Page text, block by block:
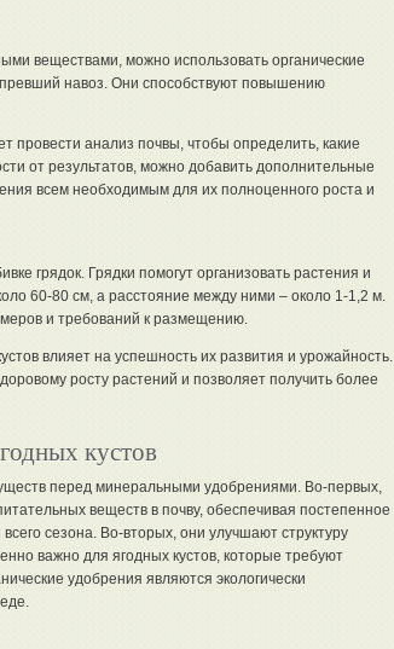
веществами, можно использовать органические
навоз. Они способствуют повышению
провести анализ почвы, чтобы определить, какие
от результатов, можно добавить дополнительные
всем необходимым для их полноценного роста и
грядок. Грядки помогут организовать растения и
60-80 см, а расстояние между ними – около 1-1,2 м.
и требований к размещению.
влияет на успешность их развития и урожайность.
росту растений и позволяет получить более
кустов
перед минеральными удобрениями. Во-первых,
веществ в почву, обеспечивая постепенное
сезона. Во-вторых, они улучшают структуру
важно для ягодных кустов, которые требуют
удобрения являются экологически